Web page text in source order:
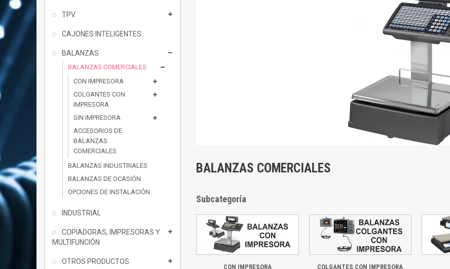
TPV
CAJONES INTELIGENTES
BALANZAS
BALANZAS COMERCIALES
CON IMPRESORA
COLGANTES CON
IMPRESORA
SIN IMPRESORA
ACCESORIOS DE
BALANZAS
COMERCIALES
BALANZAS INDUSTRIALES
BALANZAS DE OCASIÓN
OPCIONES DE INSTALACIÓN
INDUSTRIAL
COPIADORAS, IMPRESORAS Y
MULTIFUNCIÓN
OTROS PRODUCTOS
BALANZAS COMERCIALES
Subcategoría
CON IMPRESORA COLGANTES CON IMPRESORA